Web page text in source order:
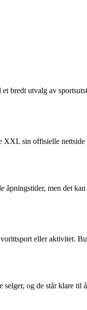
bredt utvalg av
XXL sin offisielle
åpningstider, men det
eller aktivitet.
og de står klare til